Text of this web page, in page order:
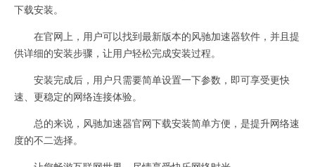
下载安装。
在官网上，用户可以找到最新版本的风驰加速器软件，并且提
供详细的安装步骤，让用户轻松完成安装过程。
安装完成后，用户只需要简单设置一下参数，即可享受更快
速、更稳定的网络连接体验。
总的来说，风驰加速器官网下载安装简单方便，是提升网络速
度的不二选择。